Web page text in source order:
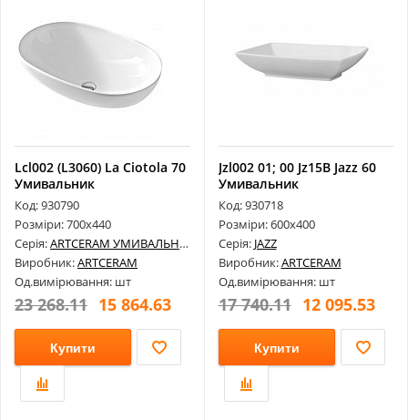
Lcl002 (L3060) La Ciotola 70
Умивальник
Код: 930790
Розміри: 700х440
Серія:ARTCERAM УМИВАЛЬНИКИ
Виробник:ARTCERAM
Од.вимірювання: шт
23 268.11 15 864.63
Купити
Jzl002 01; 00 Jz15B Jazz 60
Умивальник
Код: 930718
Розміри: 600х400
Серія: JAZZ
Виробник:ARTCERAM
Од.вимірювання: шт
17 740.11 12 095.53
Купити